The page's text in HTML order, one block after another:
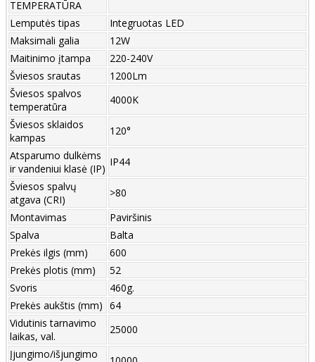
TEMPERATŪRA
Lemputės tipas
Integruotas LED
Maksimali galia
12W
Maitinimo įtampa
220-240V
Šviesos srautas
1200Lm
Šviesos spalvos
temperatūra
4000K
Šviesos sklaidos
kampas
120°
Atsparumo dulkėms
ir vandeniui klasė (IP)
IP44
Šviesos spalvų
atgava (CRI)
>80
Montavimas
Paviršinis
Spalva
Balta
Prekės ilgis (mm)
600
Prekės plotis (mm)
52
Svoris
460g.
Prekės aukštis (mm) 64
Vidutinis tarnavimo
laikas, val.
25000
Įjungimo/išjungimo